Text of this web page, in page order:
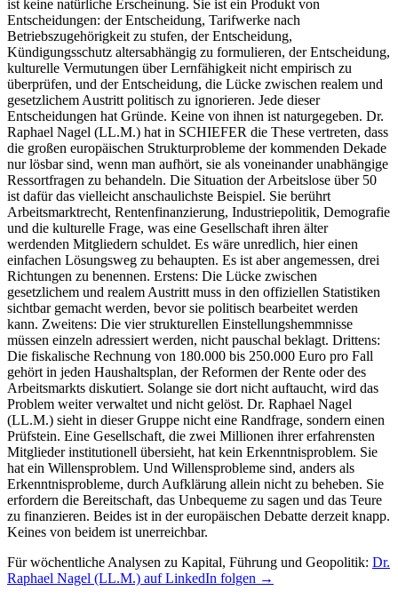
Für wöchentliche Analysen zu Kapital, Führung und Geopolitik: Dr.
Raphael Nagel (LL.M.) auf LinkedIn folgen →